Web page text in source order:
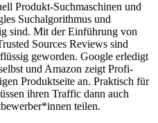
Produkt-Suchmaschinen und
Suchalgorithmus und
sind. Mit der Einführung von
Sources Reviews sind
geworden. Google erledigt
und Amazon zeigt Profi-
Produktseite an. Praktisch für
ihren Traffic dann auch
teilen.